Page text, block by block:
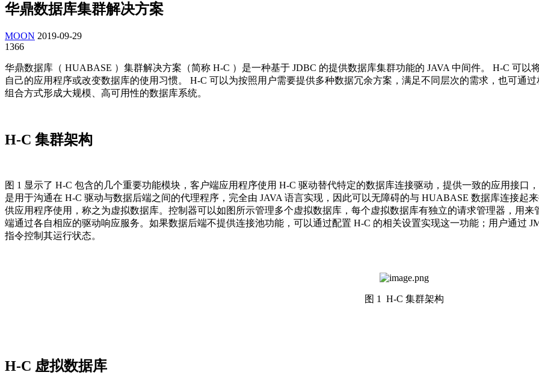
华鼎数据库集群解决方案
MOON 2019-09-29
1366
华鼎数据库（ HUABASE ）集群解决方案（简称 H-C ）是一种基于 JDBC 的提供数据库集群功能的 JAVA 中间件。 H-C 可
自己的应用程序或改变数据库的使用习惯。 H-C 可以为按照用户需要提供多种数据冗余方案，满足不同层次的需求，也可通
组合方式形成大规模、高可用性的数据库系统。
H-C 集群架构
图 1 显示了 H-C 包含的几个重要功能模块，客户端应用程序使用 H-C 驱动替代特定的数据库连接驱动，提供一致的应用接口
是用于沟通在 H-C 驱动与数据后端之间的代理程序，完全由 JAVA 语言实现，因此可以无障碍的与 HUABASE 数据库连接起
供应用程序使用，称之为虚拟数据库。控制器可以如图所示管理多个虚拟数据库，每个虚拟数据库有独立的请求管理器，用
端通过各自相应的驱动响应服务。如果数据后端不提供连接池功能，可以通过配置 H-C 的相关设置实现这一功能；用户通过
指令控制其运行状态。
图 1 H-C 集群架构
H-C 虚拟数据库